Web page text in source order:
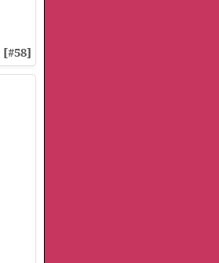
[#58]